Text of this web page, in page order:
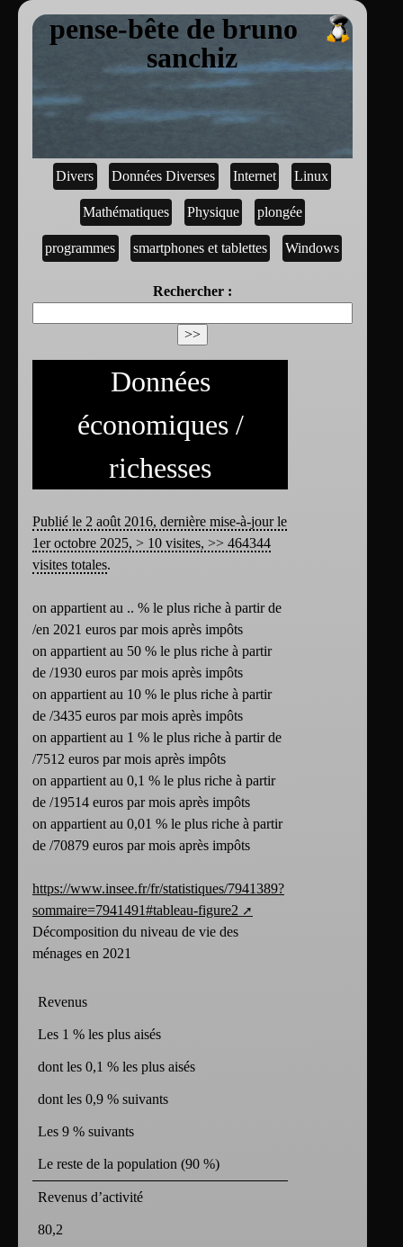
pense-bête de bruno
sanchiz
Divers Données Diverses Internet Linux
Mathématiques Physique plongée
programmes smartphones et tablettes Windows
Rechercher :
Données
économiques /
richesses
Publié le 2 août 2016, dernière mise-à-jour le
1er octobre 2025, > 10 visites, >> 464344
visites totales.
on appartient au .. % le plus riche à partir de
/en 2021 euros par mois après impôts
on appartient au 50 % le plus riche à partir
de /1930 euros par mois après impôts
on appartient au 10 % le plus riche à partir
de /3435 euros par mois après impôts
on appartient au 1 % le plus riche à partir de
/7512 euros par mois après impôts
on appartient au 0,1 % le plus riche à partir
de /19514 euros par mois après impôts
on appartient au 0,01 % le plus riche à partir
de /70879 euros par mois après impôts
https://www.insee.fr/fr/statistiques/7941389?
sommaire=7941491#tableau-figure2
Décomposition du niveau de vie des
ménages en 2021
Revenus
Les 1 % les plus aisés
dont les 0,1 % les plus aisés
dont les 0,9 % suivants
Les 9 % suivants
Le reste de la population (90 %)
Revenus d’activité
80,2